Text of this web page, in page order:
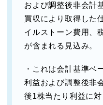
および調整後非会計
買収により取得した
イルストーン費用、
が含まれる見込み。
・これは会計基準ベ
利益および調整後非
後1株当たり利益に